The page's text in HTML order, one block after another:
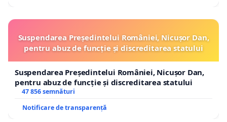
Suspendarea Președintelui României, Nicușor Dan,
pentru abuz de funcție și discreditarea statului
Suspendarea Președintelui României, Nicușor Dan,
pentru abuz de funcție și discreditarea statului
47 856 semnături
Notificare de transparență